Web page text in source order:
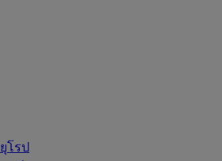
ยุโรป